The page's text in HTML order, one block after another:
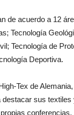
de acuerdo a 12
Tecnología
Tecnología de
Deportiva.
Tex de
sus textiles